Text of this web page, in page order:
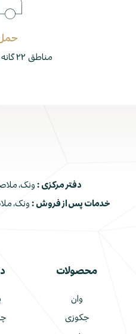
حمل
مناطق ۲۲ گانه تهران و ۱۰ گانه کرج
دفتر مرکزی : ونک،
خدمات پس از فروش :
محصولات
وان
جکوزی